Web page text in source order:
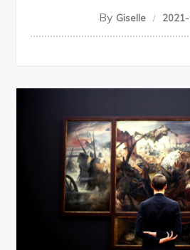
By Giselle